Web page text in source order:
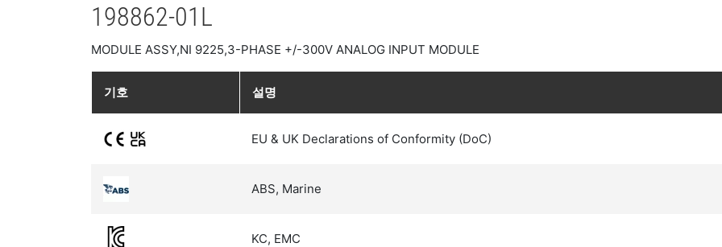
198862-01L
MODULE ASSY,NI 9225,3-PHASE +/-300V ANALOG INPUT MODULE
기호 설명
EU & UK Declarations of Conformity (DoC)
ABS, Marine
KC, EMC